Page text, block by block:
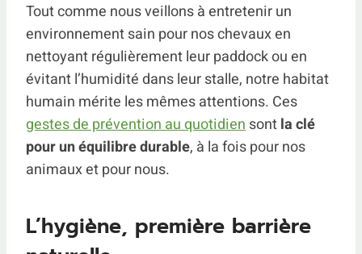
Tout comme nous veillons à entretenir un
environnement sain pour nos chevaux en
nettoyant régulièrement leur paddock ou en
évitant l’humidité dans leur stalle, notre habitat
humain mérite les mêmes attentions. Ces
gestes de prévention au quotidiensontla clé
pour un équilibre durable, à la fois pour nos
animaux et pour nous.
L’hygiène, première barrière